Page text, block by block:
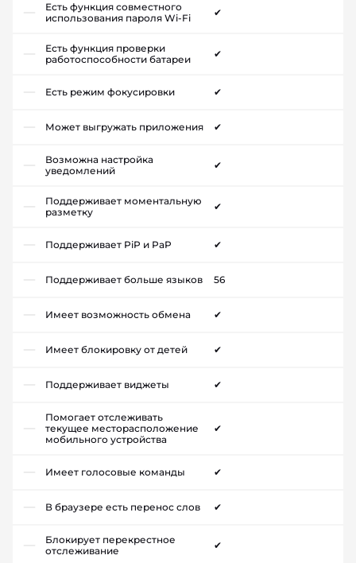
Есть функция совместного
использования пароля Wi-Fi
✔
Есть функция проверки
работоспособности батареи
✔
Есть режим фокусировки ✔
Может выгружать приложения ✔
Возможна настройка
уведомлений
✔
Поддерживает моментальную
разметку
✔
Поддерживает PiP и PaP ✔
Поддерживает больше языков 56
Имеет возможность обмена ✔
Имеет блокировку от детей ✔
Поддерживает виджеты ✔
Помогает отслеживать
текущее месторасположение
мобильного устройства
✔
Имеет голосовые команды ✔
В браузере есть перенос слов ✔
Блокирует перекрестное
отслеживание
✔